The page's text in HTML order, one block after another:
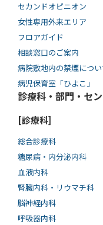
セカンドオピニオン
女性専用外来エリア
フロアガイド
相談窓口のご案内
病院敷地内の禁煙につ
病児保育室「ひよこ」
診療科・部門・セ
[診療科]
総合診療科
糖尿病・内分泌内科
血液内科
腎臓内科・リウマチ科
脳神経内科
呼吸器内科